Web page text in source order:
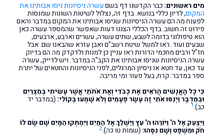
מים ראשונים: כבר הקדשנו דף בשםעשרה ניסיונות ניסו אבותינו את
המקום, לדיון כללי בנושא. בדף זה, נצלול לשיטות השונות שמנסות
לפענח מה הם עשרה הניסיונות שניסו אבותינו את המקום במדבר והאם
פירוט זה חשוב. בדף הכללי הצגנו דעות שאפשר שהמספר עשרה כאן
הוא טיפולוגי בדומה לשבע, שתים עשרה, עשרים וארבע, ארבעים,
שבעים ועוד. ראו למשל שיטת רשב"ם ואבן עזרא שהבאנו שם. אבל
חז"ל ורבים מחכמי הדורות ראו עניין כן למנות ולדקדק מה הם בדיוק
עשרה הניסיונות שניסו אבותינו את הקב"ה במדבר. ויש לדייק, עשרה
עד כאן, עד חטא או ניסיון המרגלים, לפני הניסיונות והחטאים של יתרת
ספר במדבר: קרח, בעל פעור ומי מריבה.
כִּי כָל הָאֲנָשִׁים הָרֹאִים אֶת כְּבֹדִי וְאֶת אֹתֹתַי אֲשֶׁר עָשִׂיתִי בְמִצְרַיִם
וּבַמִּדְבָּר וַיְנַסּוּ אֹתִי זֶה עֶשֶׂר פְּעָמִים וְלֹא שָׁמְעוּ בְּקוֹלִי: (במדבר יד
כב).1
וַיִּצְעַק אֶל ה' וַיּוֹרֵהוּ ה' עֵץ וַיַּשְׁלֵךְ אֶל הַמַּיִם וַיִּמְתְּקוּ הַמָּיִם שָׁם שָׂם לוֹ
חֹק וּמִשְׁפָּט וְשָׁם נִסָּהוּ: (שמות טו כה).2